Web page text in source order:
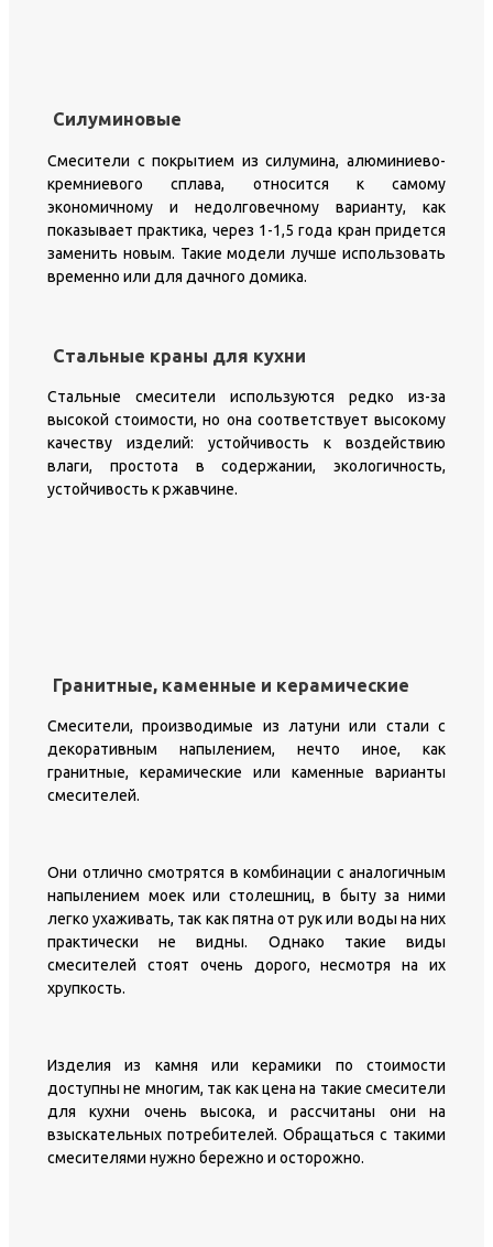
Силуминовые
Смесители с покрытием из силумина, алюминиево-
кремниевого сплава, относится к самому
экономичному и недолговечному варианту, как
показывает практика, через 1-1,5 года кран придется
заменить новым. Такие модели лучше использовать
временно или для дачного домика.
Стальные краны для кухни
Стальные смесители используются редко из-за
высокой стоимости, но она соответствует высокому
качеству изделий: устойчивость к воздействию
влаги, простота в содержании, экологичность,
устойчивость к ржавчине.
Гранитные, каменные и керамические
Смесители, производимые из латуни или стали с
декоративным напылением, нечто иное, как
гранитные, керамические или каменные варианты
смесителей.
Они отлично смотрятся в комбинации с аналогичным
напылением моек или столешниц, в быту за ними
легко ухаживать, так как пятна от рук или воды на них
практически не видны. Однако такие виды
смесителей стоят очень дорого, несмотря на их
хрупкость.
Изделия из камня или керамики по стоимости
доступны не многим, так как цена на такие смесители
для кухни очень высока, и рассчитаны они на
взыскательных потребителей. Обращаться с такими
смесителями нужно бережно и осторожно.